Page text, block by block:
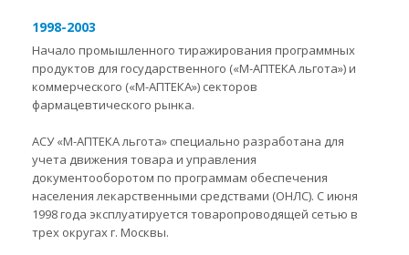
1998-2003
Начало промышленного тиражирования программных
продуктов для государственного («М-АПТЕКА льгота») и
коммерческого («М-АПТЕКА») секторов
фармацевтического рынка.
АСУ «М-АПТЕКА льгота» специально разработана для
учета движения товара и управления
документооборотом по программам обеспечения
населения лекарственными средствами (ОНЛС). С июня
1998 года эксплуатируется товаропроводящей сетью в
трех округах г. Москвы.